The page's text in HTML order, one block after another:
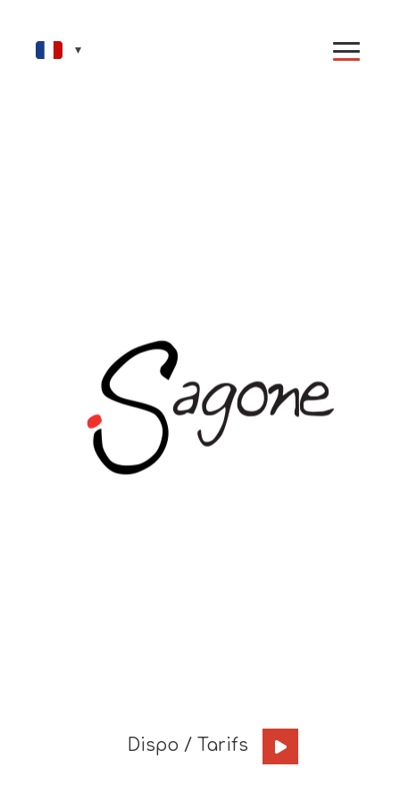
Dispo / Tarifs